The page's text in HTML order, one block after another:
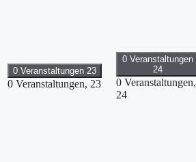
0 Veranstaltungen 23
0 Veranstaltungen, 23
0 Veranstaltungen
24
0 Veranstaltungen,
24